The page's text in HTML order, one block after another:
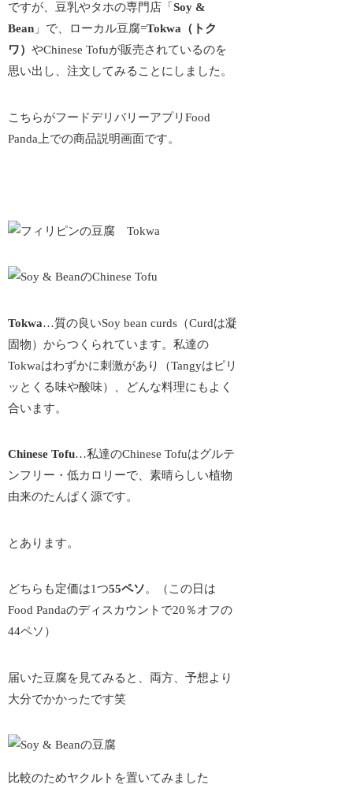
ですが、豆乳やタホの専門店「Soy &
Bean 」で、ローカル豆腐=Tokwa（トク
ワ）やChinese Tofuが販売されているのを
思い出し、注文してみることにしました。
こちらがフードデリバリーアプリFood
Panda上での商品説明画面です。
Tokwa…質の良いSoy bean curds（Curdは凝
固物）からつくられています。私達の
Tokwaはわずかに刺激があり（Tangyはピリ
ッとくる味や酸味）、どんな料理にもよく
合います。
Chinese Tofu…私達のChinese Tofuはグルテ
ンフリー・低カロリーで、素晴らしい植物
由来のたんぱく源です。
とあります。
どちらも定価は1つ55ペソ。（この日は
Food Pandaのディスカウントで20％オフの
44ペソ）
届いた豆腐を見てみると、両方、予想より
大分でかかったです笑
比較のためヤクルトを置いてみました